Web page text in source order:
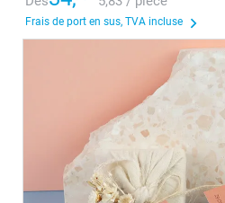
Frais de port en sus, TVA incluse